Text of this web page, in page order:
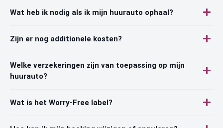
Wat heb ik nodig als ik mijn huurauto ophaal?
Zijn er nog additionele kosten?
Welke verzekeringen zijn van toepassing op mijn
huurauto?
Wat is het Worry-Free label?